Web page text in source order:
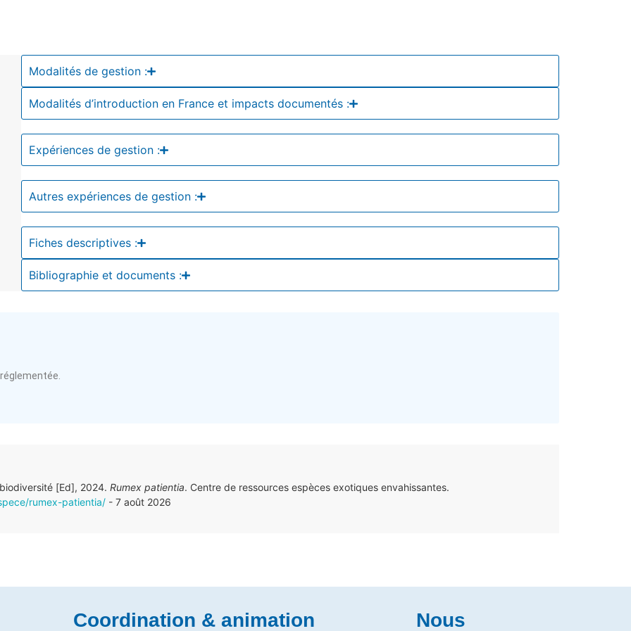
Modalités de gestion :
Modalités d’introduction en France et impacts documentés :
Expériences de gestion :
Autres expériences de gestion :
Fiches descriptives :
Bibliographie et documents :
[Ed], 2024. Rumex patientia. Centre de ressources espèces exotiques envahissantes.
rumex-patientia/ - 7 août 2026
Coordination & animation
Nous